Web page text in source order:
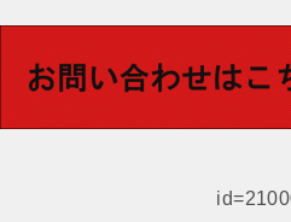
ビ